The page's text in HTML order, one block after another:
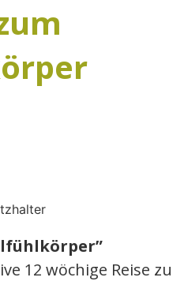
12 wöchige Reise zu